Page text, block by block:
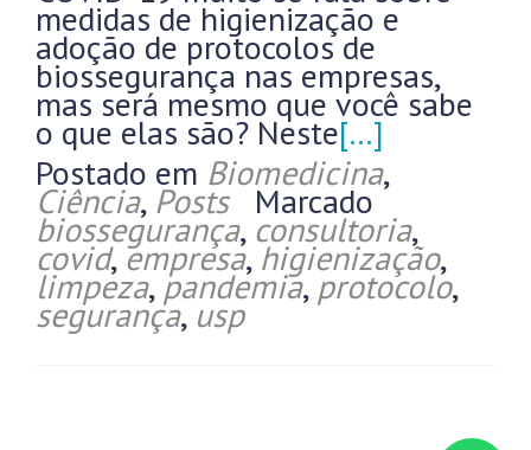
medidas de higienização e
adoção de protocolos de
biossegurança nas empresas,
mas será mesmo que você sabe
o que elas são? Neste[…]
Postado em Biomedicina,
Ciência, Posts Marcado
biossegurança, consultoria,
covid,empresa,higienização,
limpeza, pandemia, protocolo,
segurança, usp